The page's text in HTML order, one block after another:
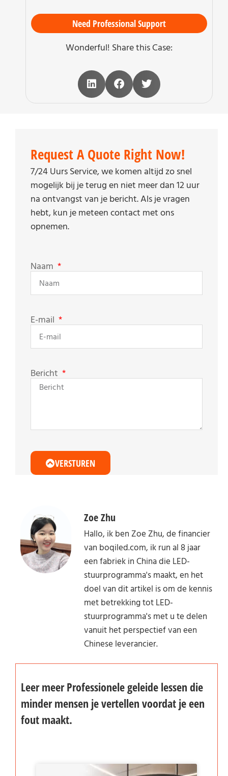
Need Professional Support
Wonderful! Share this Case:
Request A Quote Right Now!
7/24 Uurs Service, we komen altijd zo snel
mogelijk bij je terug en niet meer dan 12 uur
na ontvangst van je bericht. Als je vragen
hebt, kun je meteen contact met ons
opnemen.
Naam
E-mail
Bericht
VERSTUREN
Zoe Zhu
Hallo, ik ben Zoe Zhu, de financier
van boqiled.com, ik run al 8 jaar
een fabriek in China die LED-
stuurprogramma's maakt, en het
doel van dit artikel is om de kennis
met betrekking tot LED-
stuurprogramma's met u te delen
vanuit het perspectief van een
Chinese leverancier.
Leer meer Professionele geleide lessen die
minder mensen je vertellen voordat je een
fout maakt.